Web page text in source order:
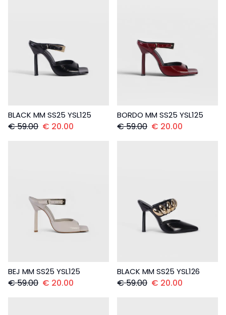
BLACK MM SS25 YSL125
€59.00 € 20.00
BORDO MM SS25 YSL125
€59.00 € 20.00
BEJ MM SS25 YSL125
€59.00 € 20.00
BLACK MM SS25 YSL126
€59.00 € 20.00